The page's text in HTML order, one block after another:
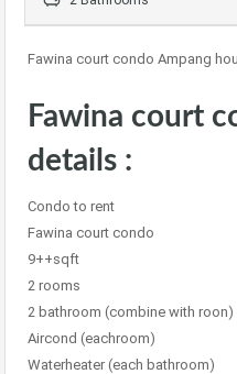
Fawina court condo Ampang
Fawina court
details :
Condo to rent
Fawina court condo
9++sqft
2 rooms
2 bathroom (combine with roon)
Aircond (eachroom)
Waterheater (each bathroom)